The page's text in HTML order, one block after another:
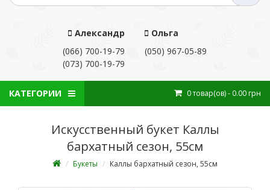
Александр
(066) 700-19-79
(073) 700-19-79
Ольга
(050) 967-05-89
0товар(ов)- 0.00 грн
КАТЕГОРИИ
Искусственный букет Каллы
бархатный сезон, 55см
Букеты Каллы бархатный сезон, 55см